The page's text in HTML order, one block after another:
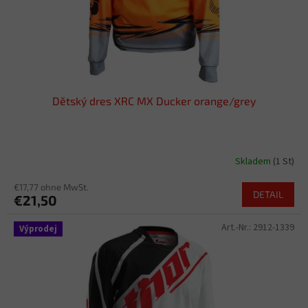
Dětský dres XRC MX Ducker orange/grey
Skladem (1 St)
€17,77 ohne MwSt.
€21,50 DETAIL
Výprodej Art.-Nr.: 2912-1339